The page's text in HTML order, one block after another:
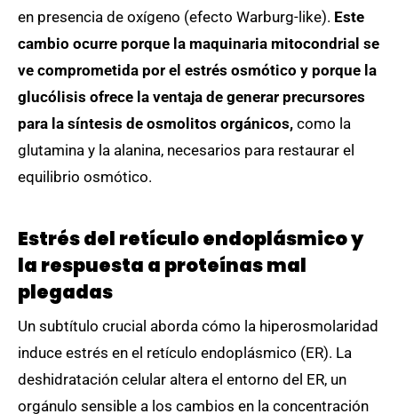
en presencia de oxígeno (efecto Warburg-like). Este
cambio ocurre porque la maquinaria mitocondrial se
ve comprometida por el estrés osmótico y porque la
glucólisis ofrece la ventaja de generar precursores
para la síntesis de osmolitos orgánicos, como la
glutamina y la alanina, necesarios para restaurar el
equilibrio osmótico.
Estrés del retículo endoplásmico y
la respuesta a proteínas mal
plegadas
Un subtítulo crucial aborda cómo la hiperosmolaridad
induce estrés en el retículo endoplásmico (ER). La
deshidratación celular altera el entorno del ER, un
orgánulo sensible a los cambios en la concentración